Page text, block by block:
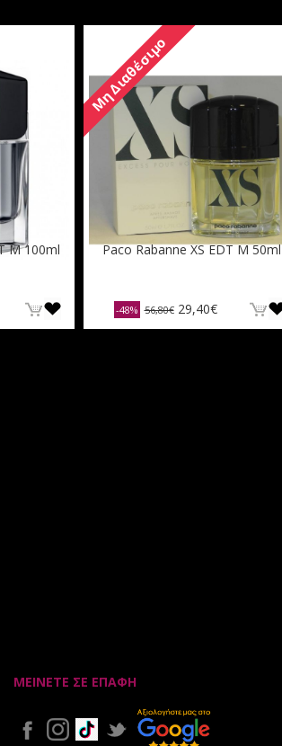
M 100ml
Μη Διαθέσιμο
Paco Rabanne XS EDT M 50ml
-48% 56,80€ 29,40€
ΜΕΙΝΕΤΕ ΣΕ ΕΠΑΦΗ